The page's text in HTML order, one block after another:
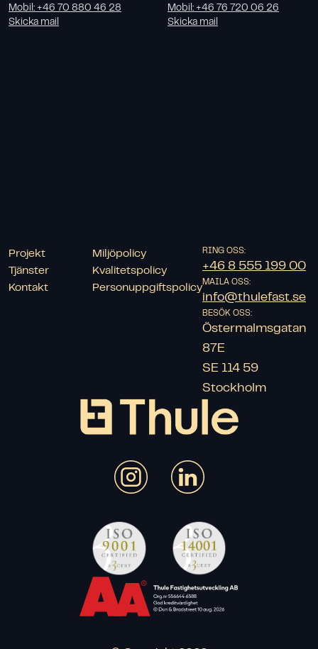
Mobil : +46 70 880 46 28
Skicka mail
Mobil : +46 76 720 06 26
Skicka mail
Projekt
Tjänster
Kontakt
Miljöpolicy
Kvalitetspolicy
Personuppgiftspolicy
RING OSS:
+46 8 555 199 00
MAILA OSS:
info@thulefast.se
BESÖK OSS:
Östermalmsgatan
87E
SE 114 59
Stockholm